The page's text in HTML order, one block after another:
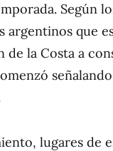
Según
que
de la Costa a
lugares de